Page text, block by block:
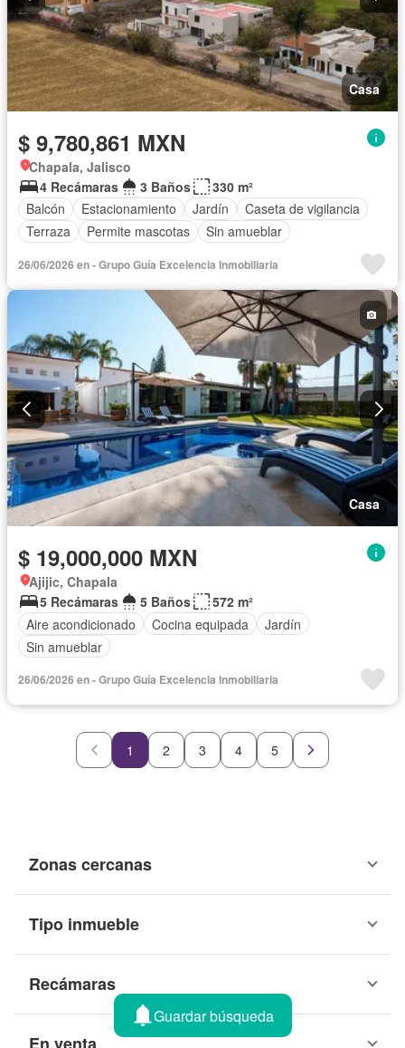
Casa
$ 9,780,861 MXN
Chapala, Jalisco
4 Recámaras
3 Baños
330 m²
Balcón
Estacionamiento Jardín
Caseta de vigilancia
Terraza
Permite mascotas Sin amueblar
26/06/2026 en - Grupo Guía Excelencia Inmobiliaria
Casa
$ 19,000,000 MXN
Ajijic, Chapala
5 Recámaras
5 Baños
572 m²
Aire acondicionado
Cocina equipada
Jardín
Sin amueblar
26/06/2026 en - Grupo Guía Excelencia Inmobiliaria
1 2 3 4 5
Zonas cercanas
Tipo inmueble
Recámaras
Guardar búsqueda